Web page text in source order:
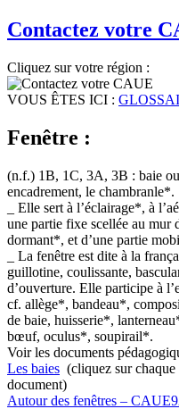
Contactez votre
Cliquez sur votre région :
VOUS ÊTES ICI :
Fenêtre :
(n.f.) 1B, 1C, 3A, 3B : baie
encadrement, le chambranle*.
_ Elle sert à l’éclairage*, à
une partie fixe scellée au mur
dormant*, et d’une partie
_ La fenêtre est dite à la
guillotine, coulissante,
d’ouverture. Elle participe à
cf. allège*, bandeau*,
de baie, huisserie*,
bœuf, oculus*, soupirail*.
Voir les documents
Les baies (cliquez sur
document)
Autour des fenêtres –